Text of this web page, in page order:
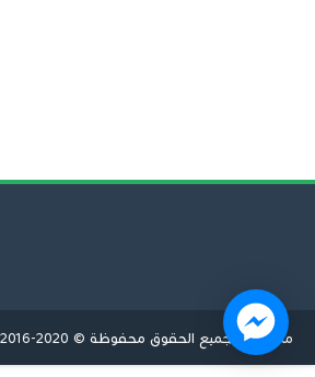
ما قورايا | جميع الحقوق محفوظة © 2020-2016